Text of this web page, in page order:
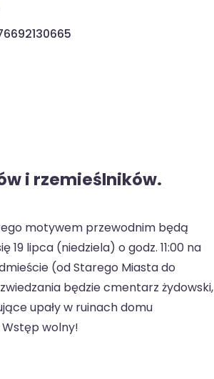
i rzemieślników.
motywem przewodnim będą
lipca (niedziela) o godz. 11:00 na
(od Starego Miasta do
będzie cmentarz żydowski,
upały w ruinach domu
wolny!